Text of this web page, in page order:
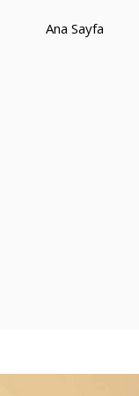
Ana Sayfa